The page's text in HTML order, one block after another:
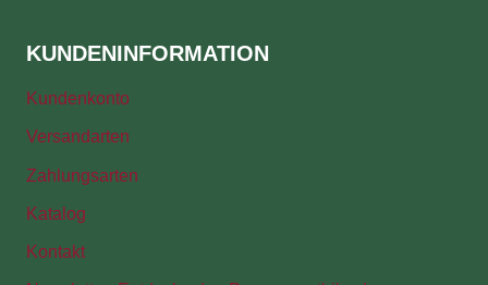
KUNDENINFORMATION
Kundenkonto
Versandarten
Zahlungsarten
Katalog
Kontakt